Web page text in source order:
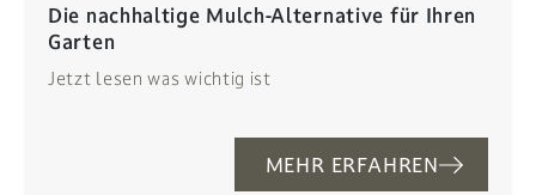
Die nachhaltige Mulch-Alternative für Ihren
Garten
Jetzt lesen was wichtig ist
MEHR ERFAHREN